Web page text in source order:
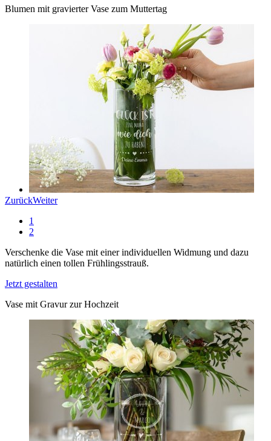
Blumen mit gravierter Vase zum Muttertag
ZurückWeiter
1
2
Verschenke die Vase mit einer individuellen Widmung und dazu
natürlich einen tollen Frühlingsstrauß.
Jetzt gestalten
Vase mit Gravur zur Hochzeit